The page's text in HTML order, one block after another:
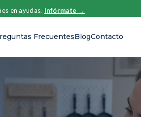
en ayudas. Infórmate →
FrecuentesBlogContacto